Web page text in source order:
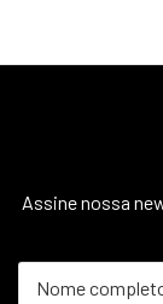
Assine nossa